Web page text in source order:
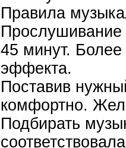
Правила
45 минут. Более
эффекта.
Поставив
комфортно.
Подбирать